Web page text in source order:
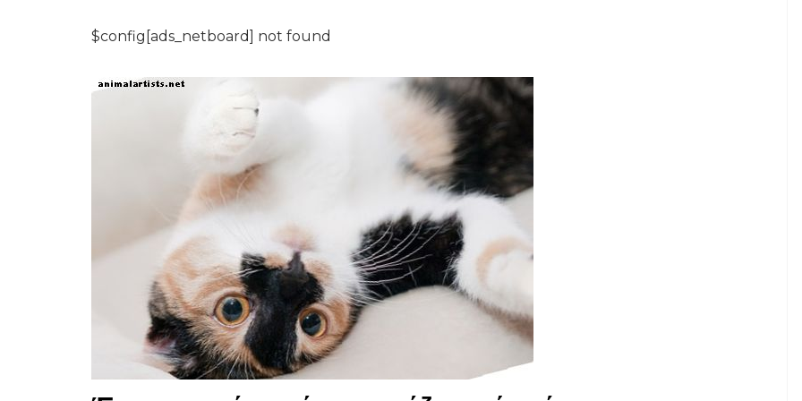
$config[ads_netboard] not found
Πόσο μεγάλο από ένα
(Επιλέγοντας το σωστό
μέγεθος του αλόγου)
9,2026